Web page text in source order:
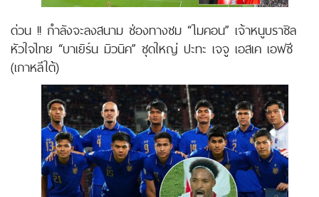
ด่วน !! กำลังจะลงสนาม ช่องทางชม “ไมคอน” เจ้าหนูบราซิล
หัวใจไทย “บาเยิร์น มิวนิค” ชุดใหญ่ ปะทะ เจจู เอสเค เอฟซี
(เกาหลีใต้)